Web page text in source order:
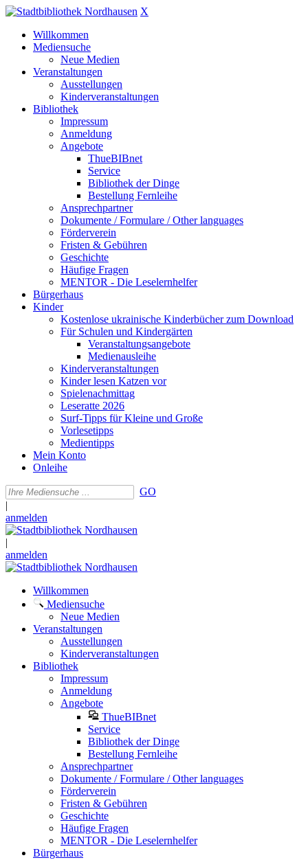
X
Willkommen
Mediensuche
Neue Medien
Veranstaltungen
Ausstellungen
Kinderveranstaltungen
Bibliothek
Impressum
Anmeldung
Angebote
ThueBIBnet
Service
Bibliothek der Dinge
Bestellung Fernleihe
Ansprechpartner
Dokumente / Formulare / Other languages
Förderverein
Fristen & Gebühren
Geschichte
Häufige Fragen
MENTOR - Die Leselernhelfer
Bürgerhaus
Kinder
Kostenlose ukrainische Kinderbücher zum Download
Für Schulen und Kindergärten
Veranstaltungsangebote
Medienausleihe
Kinderveranstaltungen
Kinder lesen Katzen vor
Spielenachmittag
Leseratte 2026
Surf-Tipps für Kleine und Große
Vorlesetipps
Medientipps
Mein Konto
Onleihe
GO
|
anmelden
|
anmelden
Willkommen
Mediensuche
Neue Medien
Veranstaltungen
Ausstellungen
Kinderveranstaltungen
Bibliothek
Impressum
Anmeldung
Angebote
ThueBIBnet
Service
Bibliothek der Dinge
Bestellung Fernleihe
Ansprechpartner
Dokumente / Formulare / Other languages
Förderverein
Fristen & Gebühren
Geschichte
Häufige Fragen
MENTOR - Die Leselernhelfer
Bürgerhaus